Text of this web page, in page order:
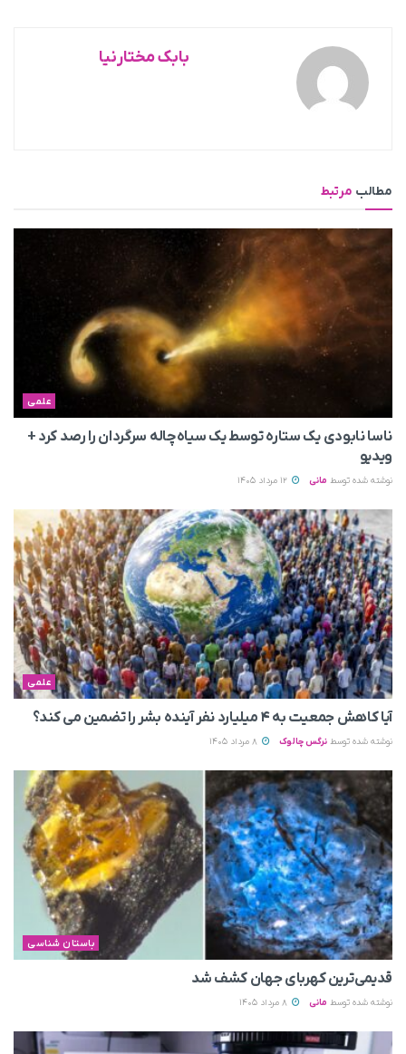
بابک مختارنیا
مطالب مرتبط
علمی
ناسا نابودی یک ستاره توسط یک سیاه‌چاله سرگردان را رصد کرد +
ویدیو
نوشته شده توسط مانی
علمی
آیا کاهش جمعیت به ۴ میلیارد نفر آینده بشر را تضمین می‌ کند؟
نوشته شده توسط نرگس چالوک
باستان شناسی
قدیمی‌ترین کهربای جهان کشف شد
نوشته شده توسط مانی